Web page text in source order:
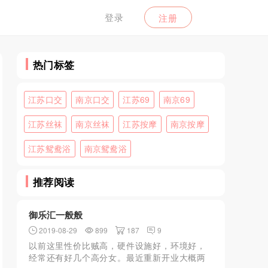
登录 注册
热门标签
江苏口交 南京口交 江苏69 南京69
江苏丝袜 南京丝袜 江苏按摩 南京按摩
江苏鸳鸯浴 南京鸳鸯浴
推荐阅读
御乐汇一般般
2019-08-29 899 187 9
以前这里性价比贼高，硬件设施好，环境好，
经常还有好几个高分女。最近重新开业大概两